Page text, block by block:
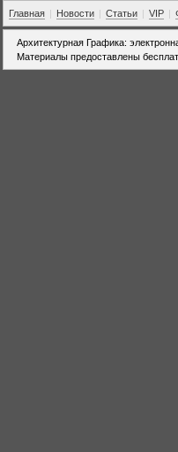
Главная | Новости | Статьи | VIP |
Архитектурная Графика:
Материалы предоставлены